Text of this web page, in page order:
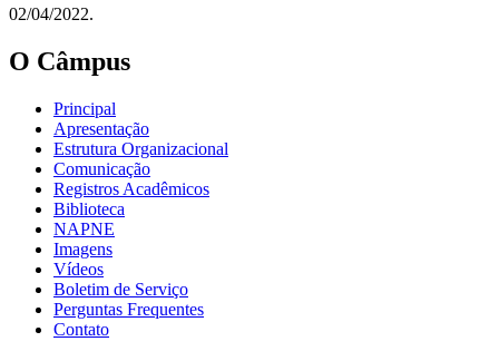
02/04/2022.
O Câmpus
Principal
Apresentação
Estrutura Organizacional
Comunicação
Registros Acadêmicos
Biblioteca
NAPNE
Imagens
Vídeos
Boletim de Serviço
Perguntas Frequentes
Contato